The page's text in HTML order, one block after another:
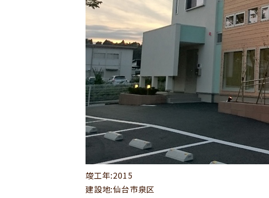
竣工年:2015
建設地:仙台市泉区